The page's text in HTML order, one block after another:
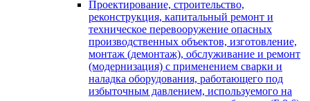
Проектирование, строительство,
реконструкция, капитальный ремонт и
техническое перевооружение опасных
производственных объектов, изготовление,
монтаж (демонтаж), обслуживание и ремонт
(модернизация) с применением сварки и
наладка оборудования, работающего под
избыточным давлением, используемого на